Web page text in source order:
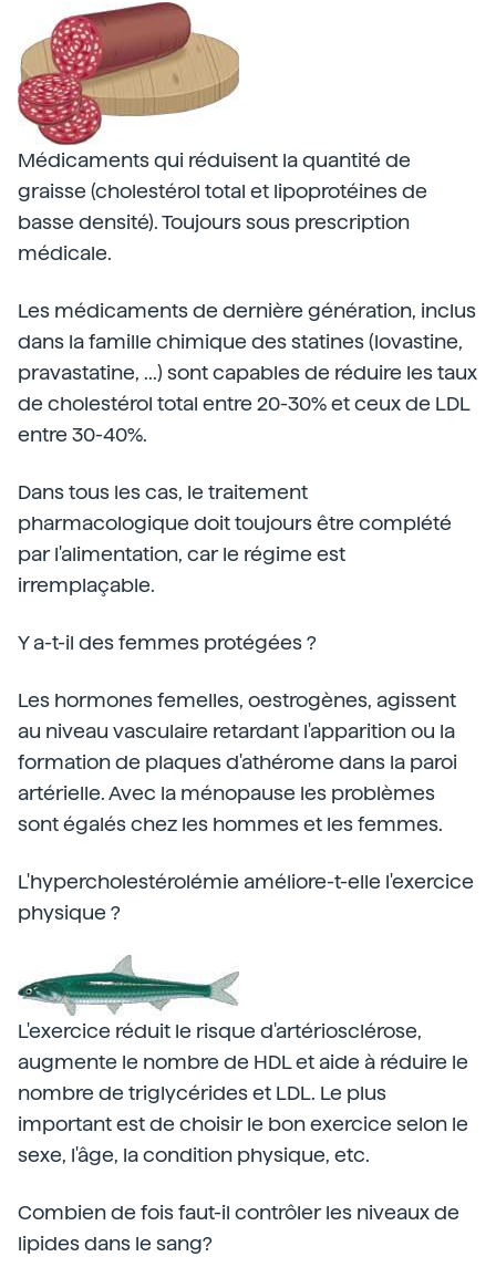
Médicaments qui réduisent la quantité de
graisse (cholestérol total et lipoprotéines de
basse densité). Toujours sous prescription
médicale.
Les médicaments de dernière génération, inclus
dans la famille chimique des statines (lovastine,
pravastatine, ...) sont capables de réduire les taux
de cholestérol total entre 20-30% et ceux de LDL
entre 30-40%.
Dans tous les cas, le traitement
pharmacologique doit toujours être complété
par l'alimentation, car le régime est
irremplaçable.
Y a-t-il des femmes protégées ?
Les hormones femelles, oestrogènes, agissent
au niveau vasculaire retardant l'apparition ou la
formation de plaques d'athérome dans la paroi
artérielle. Avec la ménopause les problèmes
sont égalés chez les hommes et les femmes.
L'hypercholestérolémie améliore-t-elle l'exercice
physique ?
L'exercice réduit le risque d'artériosclérose,
augmente le nombre de HDL et aide à réduire le
nombre de triglycérides et LDL. Le plus
important est de choisir le bon exercice selon le
sexe, l'âge, la condition physique, etc.
Combien de fois faut-il contrôler les niveaux de
lipides dans le sang?